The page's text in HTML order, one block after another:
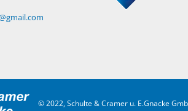
© 2022, Schulte & Cramer u. E.Gnacke